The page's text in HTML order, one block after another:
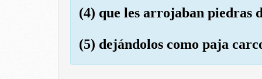
(4) que les arrojaban piedras
(5) dejándolos como paja